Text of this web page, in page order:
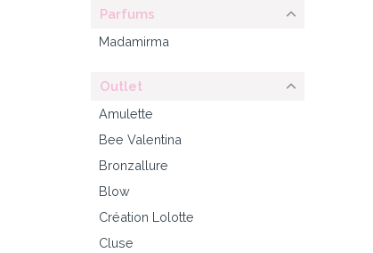
Parfums
Madamirma
Outlet
Amulette
Bee Valentina
Bronzallure
Blow
Création Lolotte
Cluse